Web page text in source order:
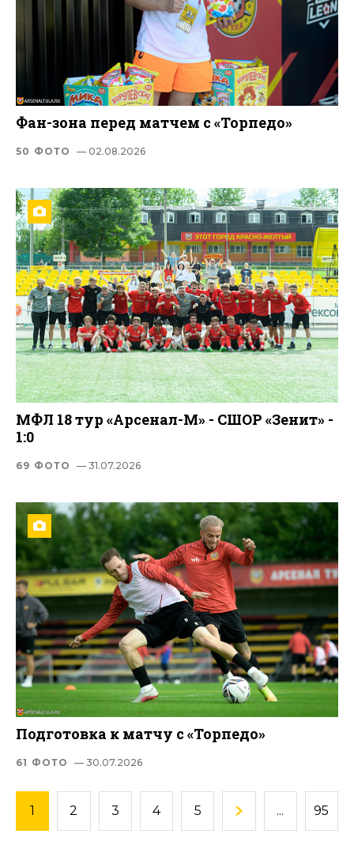
Фан-зона перед матчем с «Торпедо»
50 ФОТО — 02.08.2026
МФЛ 18 тур «Арсенал-М» - СШОР «Зенит» -
1:0
69 ФОТО — 31.07.2026
Подготовка к матчу с «Торпедо»
61 ФОТО — 30.07.2026
1 2 3 4 5 ... 95